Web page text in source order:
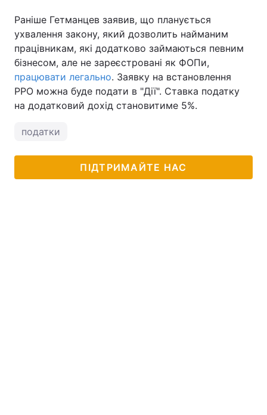
Раніше Гетманцев заявив, що планується
ухвалення закону, який дозволить найманим
працівникам, які додатково займаються певним
бізнесом, але не зареєстровані як ФОПи,
працювати легально. Заявку на встановлення
РРО можна буде подати в "Дії". Ставка податку
на додатковий дохід становитиме 5%.
податки
ПІДТРИМАЙТЕ НАС